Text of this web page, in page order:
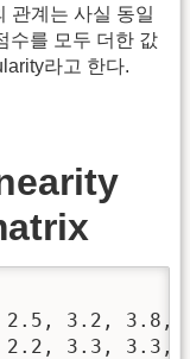
관계는 사실 동일
수를 모두 더한 값
라고 한다.
2.5, 3.2,
2.2, 3.3,